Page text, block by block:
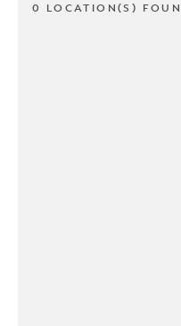
0 LOCATION(S)